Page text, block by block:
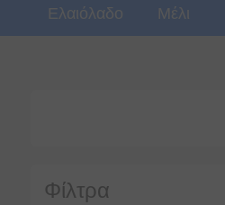
Ελαιόλαδο Μέλι
Φίλτρα